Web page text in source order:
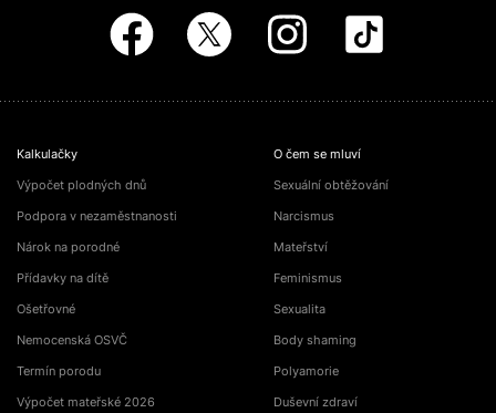
Kalkulačky
Výpočet plodných dnů
Podpora v nezaměstnanosti
Nárok na porodné
Přídavky na dítě
Ošetřovné
Nemocenská OSVČ
Termín porodu
Výpočet mateřské 2026
O čem se mluví
Sexuální obtěžování
Narcismus
Mateřství
Feminismus
Sexualita
Body shaming
Polyamorie
Duševní zdraví